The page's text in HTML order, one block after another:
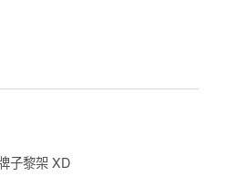
子黎架 XD